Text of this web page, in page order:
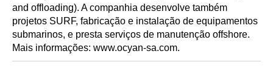
and offloading). A companhia desenvolve também
projetos SURF, fabricação e instalação de equipamentos
submarinos, e presta serviços de manutenção offshore.
Mais informações: www.ocyan-sa.com.